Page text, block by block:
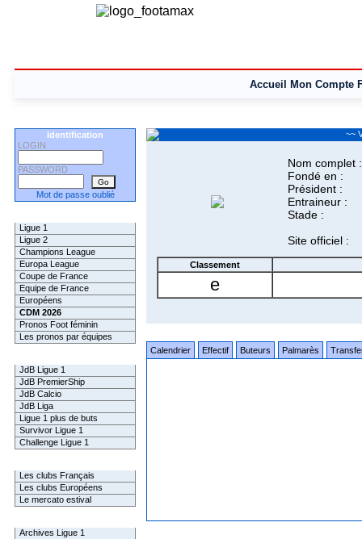
Accueil Mon Compte
Identification
LOGIN
PASSWORD
Mot de passe oublié
Ligue 1
Ligue 2
Champions League
Europa League
Coupe de France
Equipe de France
Européens
CDM 2026
Pronos Foot féminin
Les pronos par équipes
JdB Ligue 1
JdB PremierShip
JdB Calcio
JdB Liga
Ligue 1 plus de buts
Survivor Ligue 1
Challenge Ligue 1
Les clubs Français
Les clubs Européens
Le mercato estival
Archives Ligue 1
~~
Nom complet :
Fondé en :
Président :
Entraineur :
Stade :
Site officiel :
Classement
e
Calendrier Effectif Buteurs Palmarès